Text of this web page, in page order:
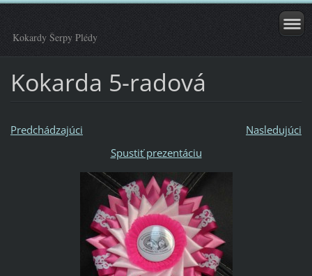
Kokardy Šerpy Plédy
Kokarda 5-radová
Predchádzajúci
Nasledujúci
Spustiť prezentáciu